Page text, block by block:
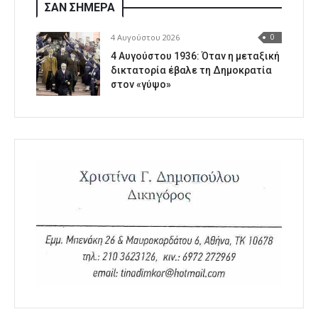
ΣΑΝ ΣΗΜΕΡΑ
4 Αυγούστου 2026 0
4 Αυγούστου 1936: Όταν η μεταξική
δικτατορία έβαλε τη Δημοκρατία
στον «γύψο»